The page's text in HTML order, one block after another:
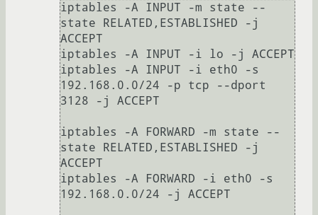
iptables -A INPUT -m state --
state RELATED,ESTABLISHED -j
ACCEPT
iptables -A INPUT -i lo -j ACCEPT
iptables -A INPUT -i eth0 -s
192.168.0.0/24 -p tcp --dport
3128 -j ACCEPT
iptables -A FORWARD -m state --
state RELATED,ESTABLISHED -j
ACCEPT
iptables -A FORWARD -i eth0 -s
192.168.0.0/24 -j ACCEPT